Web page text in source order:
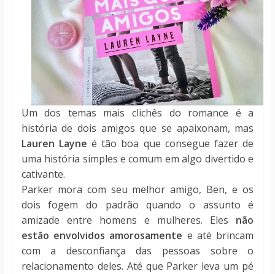
Um dos temas mais clichês do romance é a
história de dois amigos que se apaixonam, mas
Lauren Layneé tão boa que consegue fazer de
uma história simples e comum em algo divertido e
cativante.
Parker mora com seu melhor amigo, Ben, e os
dois fogem do padrão quando o assunto é
amizade entre homens e mulheres. Eles não
estão envolvidos amorosamente e até brincam
com a desconfiança das pessoas sobre o
relacionamento deles. Até que Parker leva um pé